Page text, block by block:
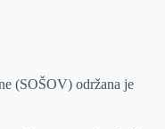
(SOŠOV) održana je